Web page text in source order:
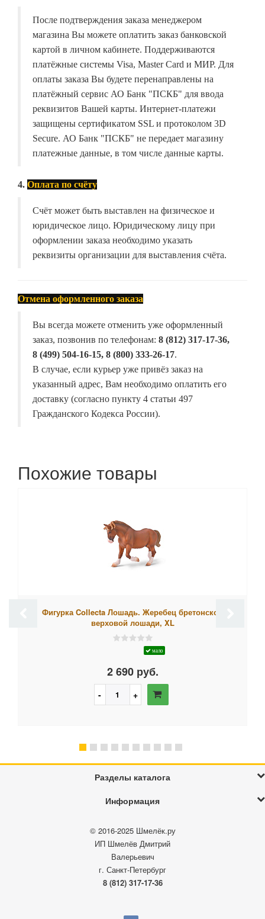
После подтверждения заказа менеджером
магазина Вы можете оплатить заказ банковской
картой в личном кабинете. Поддерживаются
платёжные системы Visa, Master Card и МИР. Для
оплаты заказа Вы будете перенаправлены на
платёжный сервис АО Банк "ПСКБ" для ввода
реквизитов Вашей карты. Интернет-платежи
защищены сертификатом SSL и протоколом 3D
Secure. АО Банк "ПСКБ" не передает магазину
платежные данные, в том числе данные карты.
4. Оплата по счёту
Счёт может быть выставлен на физическое и
юридическое лицо. Юридическому лицу при
оформлении заказа необходимо указать
реквизиты организации для выставления счёта.
Отмена оформленного заказа
Вы всегда можете отменить уже оформленный
заказ, позвонив по телефонам: 8 (812) 317-17-36,
8 (499) 504-16-15, 8 (800) 333-26-17.
В случае, если курьер уже привёз заказ на
указанный адрес, Вам необходимо оплатить его
доставку (согласно пункту 4 статьи 497
Гражданского Кодекса России).
Похожие товары
Фигурка Collecta Лошадь. Жеребец бретонской
верховой лошади, XL
мало
2 690 руб.
Разделы каталога
Информация
© 2016-2025 Шмелёк.ру
ИП Шмелёв Дмитрий
Валерьевич
г. Санкт-Петербург
8 (812) 317-17-36